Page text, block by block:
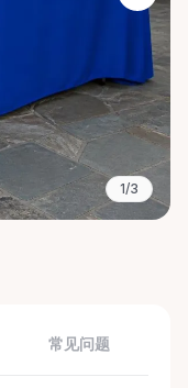
1/3
常见问题